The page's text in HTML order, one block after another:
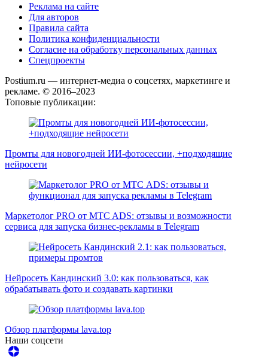
Реклама на сайте
Для авторов
Правила сайта
Политика конфиденциальности
Согласие на обработку персональных данных
Спецпроекты
Postium.ru — интернет-медиа о соцсетях, маркетинге и
рекламе. © 2016–2023
Топовые публикации:
Промты для новогодней ИИ-фотосессии, +подходящие
нейросети
Маркетолог PRO от MTC ADS: отзывы и возможности
сервиса для запуска бизнес-рекламы в Telegram
Нейросеть Кандинский 3.0: как пользоваться, как
обрабатывать фото и создавать картинки
Обзор платформы lava.top
Наши соцсети